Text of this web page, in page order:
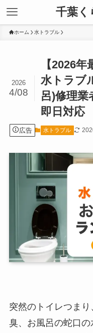
千葉く
ホーム 水トラブル
【2026
水トラブ
呂)修理
即日対応
2026
4/08
広告 水トラブル
突然のトイレつま
臭、お風呂の蛇口